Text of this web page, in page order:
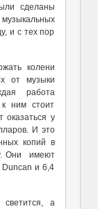
сделаны
и с тех пор
колени
от музыки
работа
ним стоит
оказаться у
И это
копий в
Они имеют
Duncan и 6,4
а